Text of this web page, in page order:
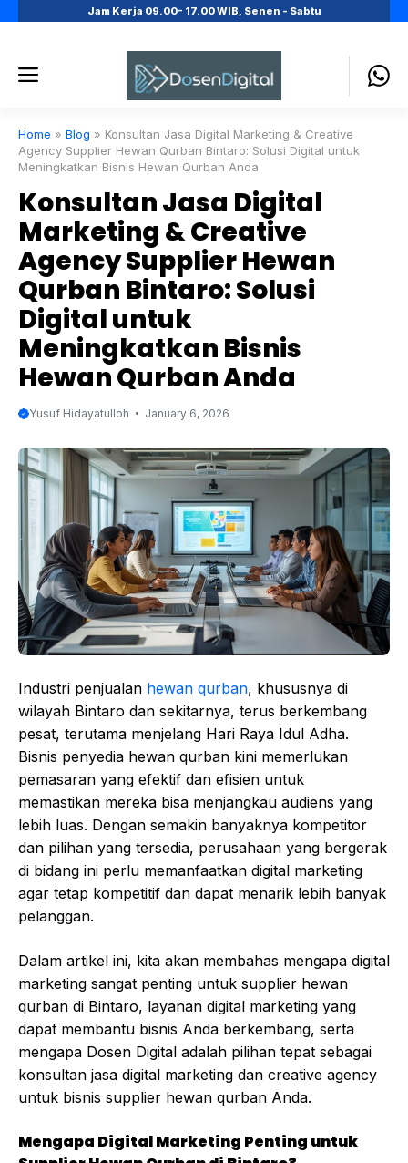
Jam Kerja 09.00- 17.00 WIB, Senen - Sabtu
Menu
Home » Blog » Konsultan Jasa Digital Marketing & Creative
Agency Supplier Hewan Qurban Bintaro: Solusi Digital untuk
Meningkatkan Bisnis Hewan Qurban Anda
Konsultan Jasa Digital
Marketing & Creative
Agency Supplier Hewan
Qurban Bintaro: Solusi
Digital untuk
Meningkatkan Bisnis
Hewan Qurban Anda
Yusuf Hidayatulloh January 6, 2026
Industri penjualan hewan qurban, khususnya di
wilayah Bintaro dan sekitarnya, terus berkembang
pesat, terutama menjelang Hari Raya Idul Adha.
Bisnis penyedia hewan qurban kini memerlukan
pemasaran yang efektif dan efisien untuk
memastikan mereka bisa menjangkau audiens yang
lebih luas. Dengan semakin banyaknya kompetitor
dan pilihan yang tersedia, perusahaan yang bergerak
di bidang ini perlu memanfaatkan digital marketing
agar tetap kompetitif dan dapat menarik lebih banyak
pelanggan.
Dalam artikel ini, kita akan membahas mengapa digital
marketing sangat penting untuk supplier hewan
qurban di Bintaro, layanan digital marketing yang
dapat membantu bisnis Anda berkembang, serta
mengapa Dosen Digital adalah pilihan tepat sebagai
konsultan jasa digital marketing dan creative agency
untuk bisnis supplier hewan qurban Anda.
Mengapa Digital Marketing Penting untuk